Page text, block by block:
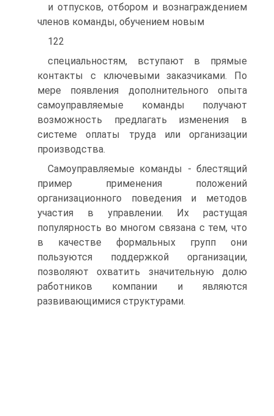
и отпусков, отбором и вознаграждением
членов команды, обучением новым
122
специальностям, вступают в прямые
контакты с ключевыми заказчиками. По
мере появления дополнительного опыта
самоуправляемые команды получают
возможность предлагать изменения в
системе оплаты труда или организации
производства.
Самоуправляемые команды - блестящий
пример применения положений
организационного поведения и методов
участия в управлении. Их растущая
популярность во многом связана с тем, что
в качестве формальных групп они
пользуются поддержкой организации,
позволяют охватить значительную долю
работников компании и являются
развивающимися структурами.